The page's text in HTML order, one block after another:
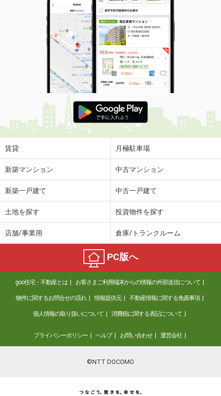
賃貸 月極駐車場
新築マンション 中古マンション
新築一戸建て 中古一戸建て
土地を探す 投資物件を探す
店舗/事業用 倉庫/トランクルーム
PC版へ
goo住宅・不動産とは お客さまご利用端末からの情報の外部送信について
物件に関するお問合せの流れ 情報提供元 不動産情報に関する免責事項
個人情報の取り扱いについて 消費税に関する表記について
プライバシーポリシー ヘルプ お問い合わせ 運営会社
©NTT DOCOMO